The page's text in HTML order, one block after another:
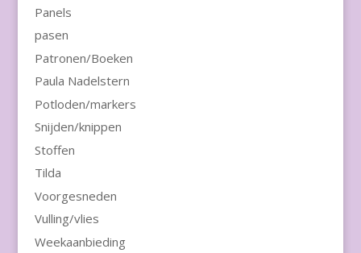
Panels
pasen
Patronen/Boeken
Paula Nadelstern
Potloden/markers
Snijden/knippen
Stoffen
Tilda
Voorgesneden
Vulling/vlies
Weekaanbieding